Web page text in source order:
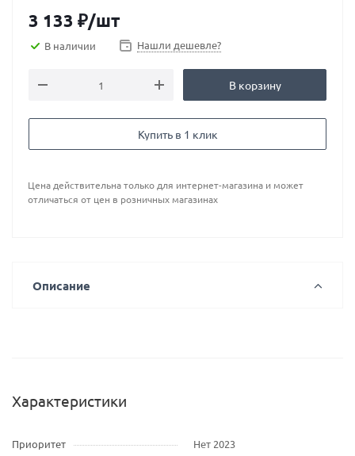
3 133 ₽/шт
В наличии Нашли дешевле?
В корзину
Купить в 1 клик
Цена действительна только для интернет-магазина и может
отличаться от цен в розничных магазинах
Описание
Характеристики
Приоритет
Нет 2023